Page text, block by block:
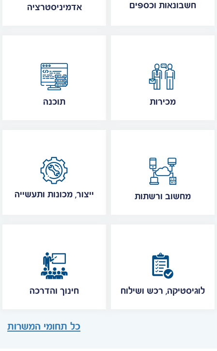
אדמיניסטרציה חשבונאות וכספים
תוכנה מכירות
ייצור, מכונות ותעשייה מחשוב ורשתות
חינוך והדרכה לוגיסטיקה, רכש ושילוח
כל תחומי המשרות